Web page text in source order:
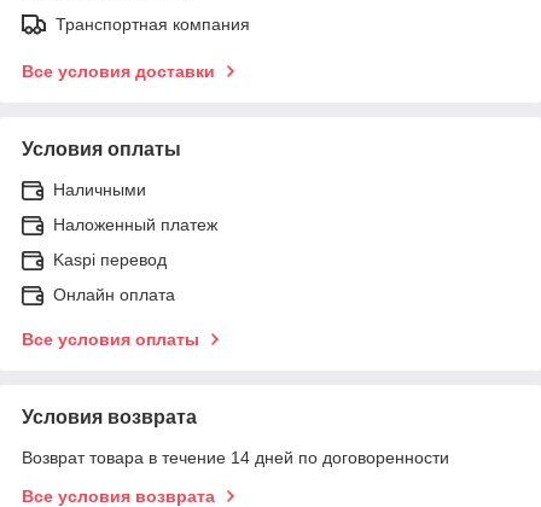
Транспортная компания
Все условия доставки
Условия оплаты
Наличными
Наложенный платеж
Kaspi перевод
Онлайн оплата
Все условия оплаты
Условия возврата
Возврат товара в течение 14 дней по договоренности
Все условия возврата